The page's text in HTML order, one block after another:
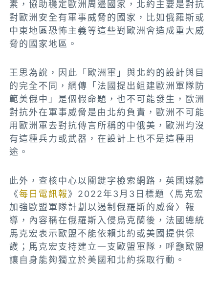
素，協助穩定歐洲周邊國家，北約主要是對抗
對歐洲安全有軍事威脅的國家，比如俄羅斯或
中東地區恐怖主義等這些對歐洲會造成重大威
脅的國家地區。
王思為說，因此「歐洲軍」與北約的設計與目
的完全不同，網傳「法國提出組建歐洲軍隊防
範美俄中」是個假命題，也不可能發生，歐洲
對抗外在軍事威脅是由北約負責，歐洲不可能
用歐洲軍去對抗傳言所稱的中俄美，歐洲均沒
有這種兵力或武器，在設計上也不是這種用
途。
此外， 查核中心以關鍵字檢索網路，英國媒體
《每日電訊報》2022年3月3日標題〈馬克宏
加強歐盟軍隊計劃以遏制俄羅斯的威脅〉報
導，內容稱在俄羅斯入侵烏克蘭後，法國總統
馬克宏表示歐盟不能依賴北約或美國提供保
護；馬克宏支持建立一支歐盟軍隊，呼籲歐盟
讓自身能夠獨立於美國和北約採取行動。